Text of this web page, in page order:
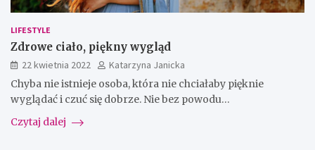
LIFESTYLE
Zdrowe ciało, piękny wygląd
22 kwietnia 2022
Katarzyna Janicka
Chyba nie istnieje osoba, która nie chciałaby pięknie
wyglądać i czuć się dobrze. Nie bez powodu…
Czytaj dalej